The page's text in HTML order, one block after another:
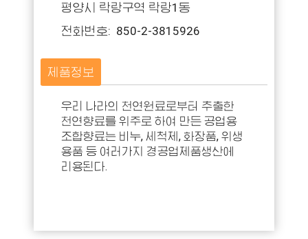
평양시 락랑구역 락랑1동
전화번호: 850-2-3815926
제품정보
우리 나라의 천연원료로부터 추출한
천연향료를 위주로 하여 만든 공업용
조합향료는 비누, 세척제, 화장품, 위생
용품 등 여러가지 경공업제품생산에
리용된다.